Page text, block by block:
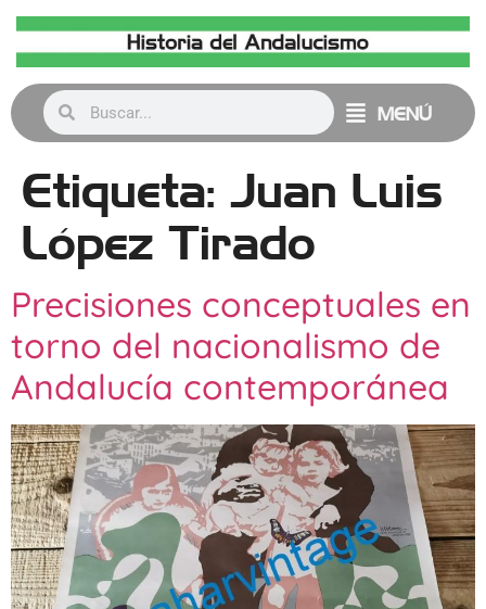
MENÚ
Etiqueta: Juan Luis
López Tirado
Precisiones conceptuales en
torno del nacionalismo de
Andalucía contemporánea